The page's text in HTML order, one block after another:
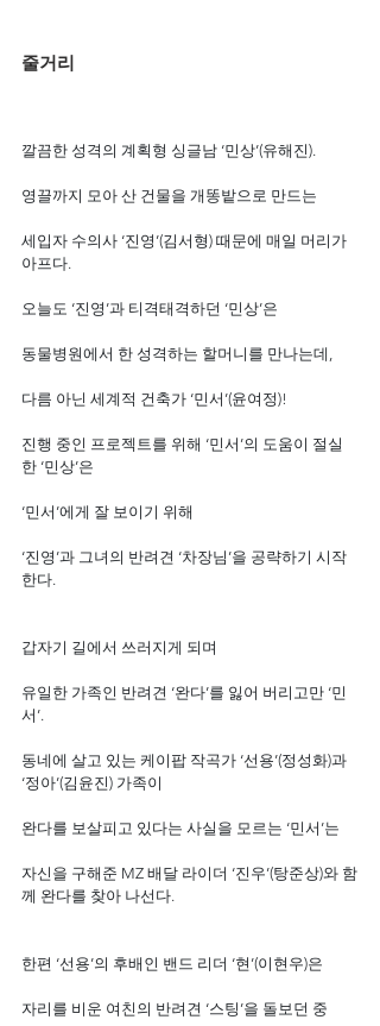
줄거리
깔끔한 성격의 계획형 싱글남 ‘민상’(유해진).
영끌까지 모아 산 건물을 개똥밭으로 만드는
세입자 수의사 ‘진영’(김서형) 때문에 매일 머리가
아프다.
오늘도 ‘진영’과 티격태격하던 ‘민상’은
동물병원에서 한 성격하는 할머니를 만나는데,
다름 아닌 세계적 건축가 ‘민서’(윤여정)!
진행 중인 프로젝트를 위해 ‘민서’의 도움이 절실
한 ‘민상’은
‘민서’에게 잘 보이기 위해
‘진영’과 그녀의 반려견 ‘차장님’을 공략하기 시작
한다.
갑자기 길에서 쓰러지게 되며
유일한 가족인 반려견 ‘완다’를 잃어 버리고만 ‘민
서’.
동네에 살고 있는 케이팝 작곡가 ‘선용’(정성화)과
‘정아’(김윤진) 가족이
완다를 보살피고 있다는 사실을 모르는 ‘민서’는
자신을 구해준 MZ 배달 라이더 ‘진우’(탕준상)와 함
께 완다를 찾아 나선다.
한편 ‘선용’의 후배인 밴드 리더 ‘현’(이현우)은
자리를 비운 여친의 반려견 ‘스팅’을 돌보던 중